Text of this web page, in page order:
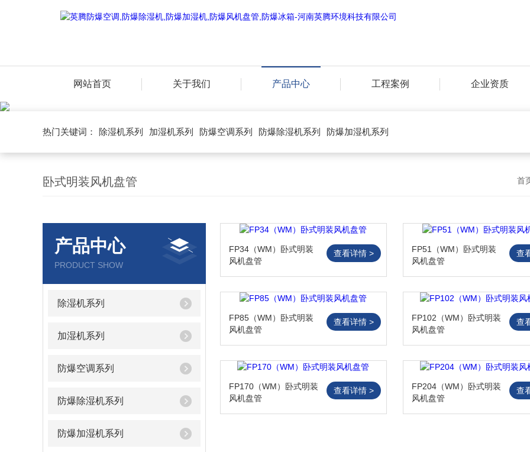
网站首页 关于我们 产品中心 工程案例 企业资质
热门关键词： 除湿机系列 加湿机系列 防爆空调系列 防爆除湿机系列 防爆加湿机系列
卧式明装风机盘管 首
产品中心
PRODUCT SHOW
除湿机系列
加湿机系列
防爆空调系列
防爆除湿机系列
防爆加湿机系列
FP34（WM）卧式明装
风机盘管
查看详情 >
FP51（WM）卧式明装
风机盘管
查
FP85（WM）卧式明装
风机盘管
查看详情 >
FP102（WM）卧式明装
风机盘管
查
FP170（WM）卧式明装
风机盘管
查看详情 >
FP204（WM）卧式明装
风机盘管
查